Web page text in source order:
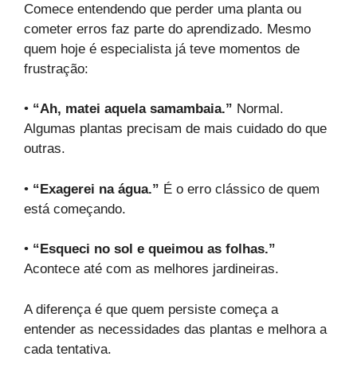
Comece entendendo que perder uma planta ou
cometer erros faz parte do aprendizado. Mesmo
quem hoje é especialista já teve momentos de
frustração:
• “Ah, matei aquela samambaia.” Normal.
Algumas plantas precisam de mais cuidado do que
outras.
• “Exagerei na água.” É o erro clássico de quem
está começando.
• “Esqueci no sol e queimou as folhas.”
Acontece até com as melhores jardineiras.
A diferença é que quem persiste começa a
entender as necessidades das plantas e melhora a
cada tentativa.